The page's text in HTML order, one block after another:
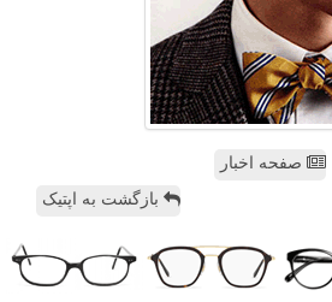
صفحه اخبار
بازگشت به اپتیک